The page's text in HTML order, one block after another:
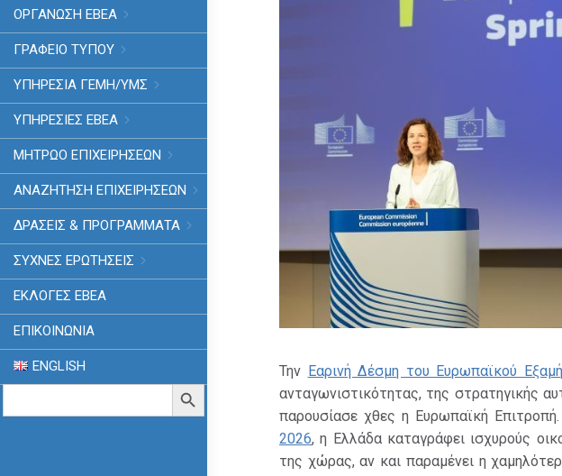
ΟΡΓΑΝΩΣΗ ΕΒΕΑ
ΓΡΑΦΕΙΟ ΤΥΠΟΥ
ΥΠΗΡΕΣΊΑ ΓΕΜΗ/ΥΜΣ
ΥΠΗΡΕΣΙΕΣ ΕΒΕΑ
ΜΗΤΡΩΟ ΕΠΙΧΕΙΡΗΣΕΩΝ
ΑΝΑΖΗΤΗΣΗ ΕΠΙΧΕΙΡΗΣΕΩΝ
ΔΡΑΣΕΙΣ & ΠΡΟΓΡΑΜΜΑΤΑ
ΣΥΧΝΕΣ ΕΡΩΤΗΣΕΙΣ
ΕΚΛΟΓΈΣ ΕΒΕΑ
ΕΠΙΚΟΙΝΩΝΙΑ
ENGLISH
Search
Search Button
Την Εαρινή Δέσμη του Ευρωπαϊκού
ανταγωνιστικότητας, της στρατηγικής
παρουσίασε χθες η Ευρωπαϊκή
2026, η Ελλάδα καταγράφει ισχυρούς
της χώρας, αν και παραμένει η